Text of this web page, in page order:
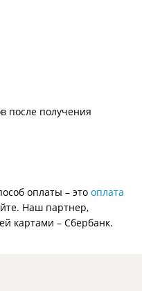
после получения
оплаты – это оплата
Наш партнер,
картами – Сбербанк.